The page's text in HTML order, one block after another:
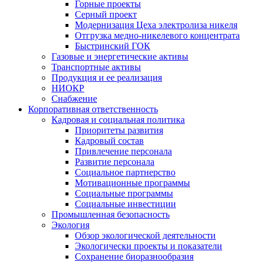
Горные проекты
Серный проект
Модернизация Цеха электролиза никеля
Отгрузка медно-никелевого концентрата
Быстринский ГОК
Газовые и энергетические активы
Транспортные активы
Продукция и ее реализация
НИОКР
Снабжение
Корпоративная ответственность
Кадровая и социальная политика
Приоритеты развития
Кадровый состав
Привлечение персонала
Развитие персонала
Социальное партнерство
Мотивационные программы
Социальные программы
Социальные инвестиции
Промышленная безопасность
Экология
Обзор экологической деятельности
Экологически проекты и показатели
Сохранение биоразнообразия